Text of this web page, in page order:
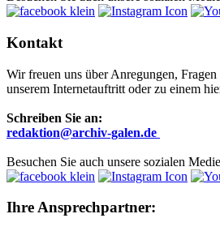
Kontakt
Wir freuen uns über Anregungen,
unserem Internetauftritt oder zu einem
Schreiben Sie an:
redaktion@archiv-galen.de
Besuchen Sie auch unsere sozialen
Ihre Ansprechpartner: